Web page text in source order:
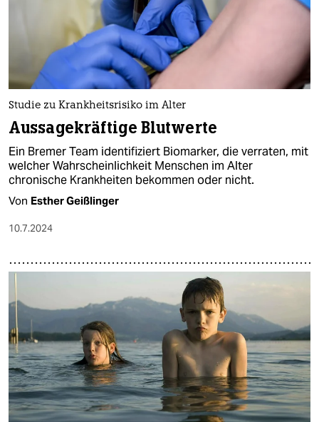
Studie zu Krankheitsrisiko im Alter
Aussagekräftige Blutwerte
Ein Bremer Team identifiziert Biomarker, die verraten, mit
welcher Wahrscheinlichkeit Menschen im Alter
chronische Krankheiten bekommen oder nicht.
Von Esther Geißlinger
10.7.2024